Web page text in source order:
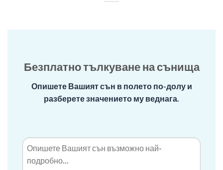
Безплатно тълкуване на сънища
Опишете Вашият сън в полето по-долу и
разберете значението му веднага.